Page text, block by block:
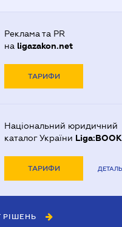
Реклама та PR
на ligazakon.net
ТАРИФИ
Національний юридичний
каталог України Liga:BOOK
ТАРИФИ
РІШЕНЬ